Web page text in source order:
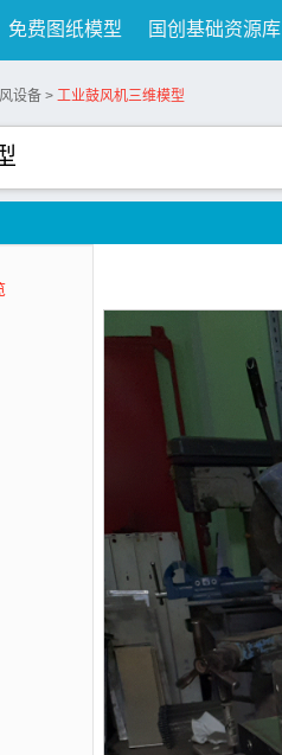
免费图纸模型 国创基础资源库
设备 > 工业鼓风机三维模型